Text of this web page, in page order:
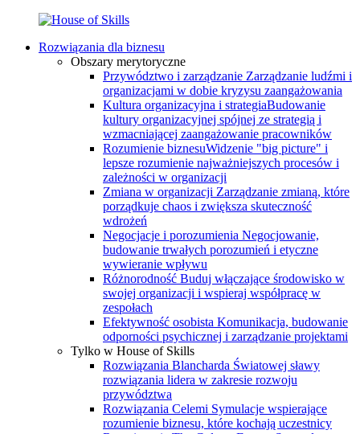
Rozwiązania dla biznesu
Obszary merytoryczne
Przywództwo i zarządzanie Zarządzanie ludźmi i
organizacjami w dobie kryzysu zaangażowania
Kultura organizacyjna i strategiaBudowanie
kultury organizacyjnej spójnej ze strategią i
wzmacniającej zaangażowanie pracowników
Rozumienie biznesuWidzenie "big picture" i
lepsze rozumienie najważniejszych procesów i
zależności w organizacji
Zmiana w organizacji Zarządzanie zmianą, które
porządkuje chaos i zwiększa skuteczność
wdrożeń
Negocjacje i porozumienia Negocjowanie,
budowanie trwałych porozumień i etyczne
wywieranie wpływu
Różnorodność Buduj włączające środowisko w
swojej organizacji i wspieraj współpracę w
zespołach
Efektywność osobista Komunikacja, budowanie
odporności psychicznej i zarządzanie projektami
Tylko w House of Skills
Rozwiązania Blancharda Światowej sławy
rozwiązania lidera w zakresie rozwoju
przywództwa
Rozwiązania Celemi Symulacje wspierające
rozumienie biznesu, które kochają uczestnicy